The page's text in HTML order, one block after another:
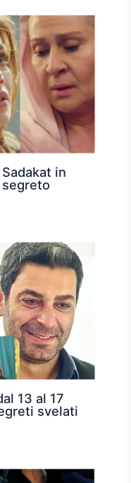
in
13 al 17
svelati